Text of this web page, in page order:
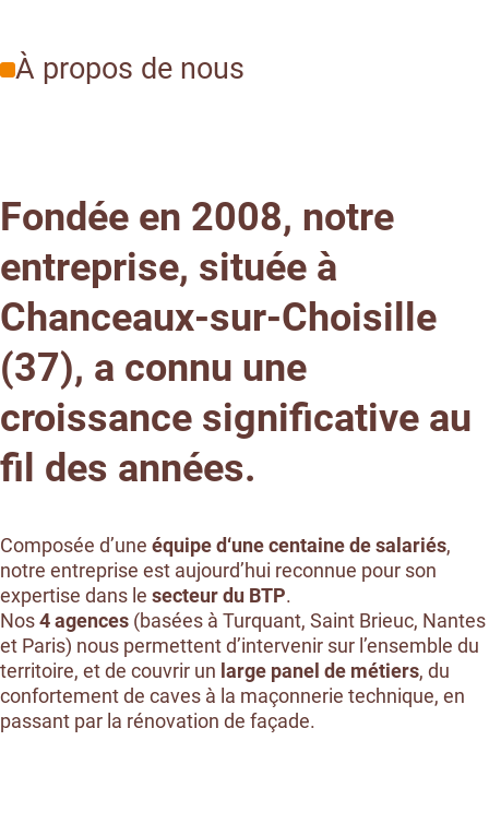
À propos de nous
Fondée en 2008, notre
entreprise, située à
Chanceaux-sur-Choisille
(37), a connu une
croissance significative au
fil des années.
Composée d’une équipe d‘une centaine de salariés,
notre entreprise est aujourd’hui reconnue pour son
expertise dans le secteur du BTP.
Nos4 agences (basées à Turquant, Saint Brieuc, Nantes
et Paris) nous permettent d’intervenir sur l’ensemble du
territoire, et de couvrir un large panel de métiers, du
confortement de caves à la maçonnerie technique, en
passant par la rénovation de façade.